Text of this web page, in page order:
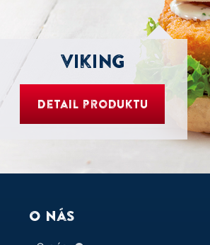
Viking
Detail produktu
O nás